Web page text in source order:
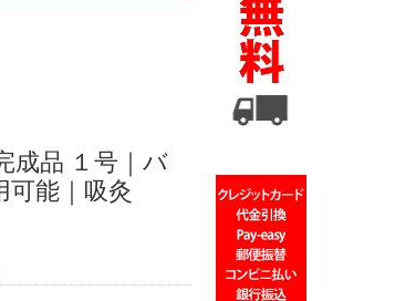
成品 １号｜バ
可能｜吸灸